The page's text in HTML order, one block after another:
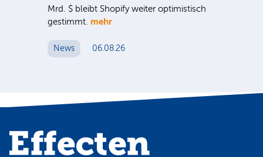
Mrd. $ bleibt Shopify weiter optimistisch
gestimmt. mehr
News 06.08.26